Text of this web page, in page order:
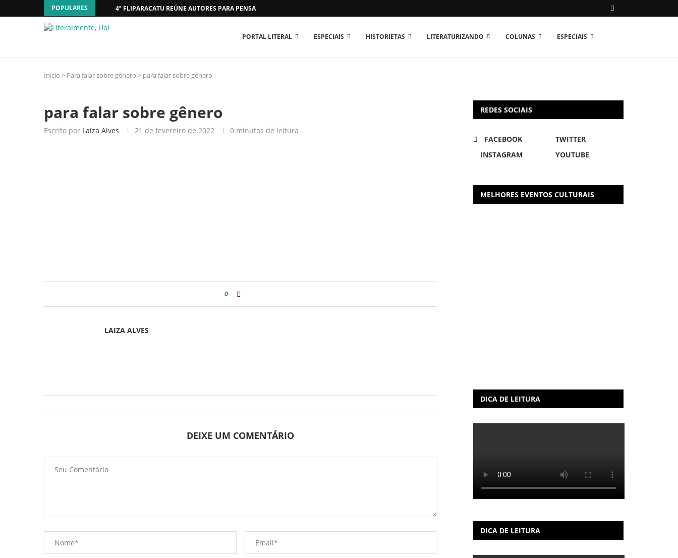
POPULARES 4º FLIPARACATU REÚNE AUTORES PARA PENSAR O MUNDO...
PORTAL LITERAL ESPECIAIS HISTORIETAS LITERATURIZANDO COLUNAS ESPECIAIS
Início > Para falar sobre gênero > para falar sobre gênero
para falar sobre gênero
Escrito por Laiza Alves 21 de fevereiro de 2022 0 minutos de leitura
0
LAIZA ALVES
DEIXE UM COMENTÁRIO
REDES SOCIAIS
FACEBOOK
TWITTER
INSTAGRAM
YOUTUBE
MELHORES EVENTOS CULTURAIS
DICA DE LEITURA
DICA DE LEITURA